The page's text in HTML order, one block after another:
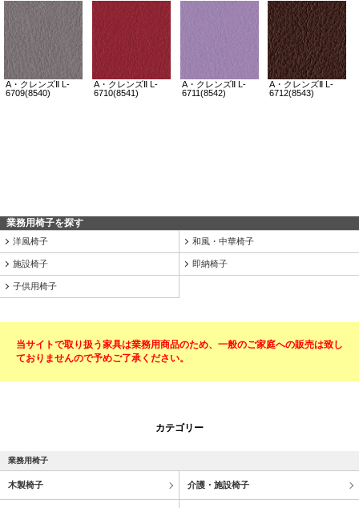
業務用椅子を探す
洋風椅子 和風・中華椅子
施設椅子 即納椅子
子供用椅子
当サイトで取り扱う家具は業務用商品のため、一般のご家庭への販売は致し
ておりませんので予めご了承ください。
カテゴリー
業務用椅子
木製椅子 介護・施設椅子